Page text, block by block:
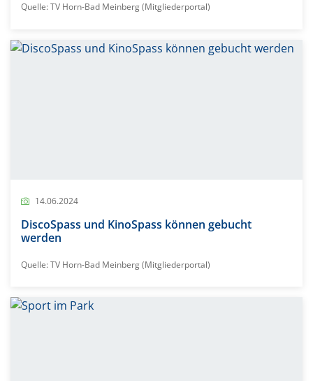
Quelle: TV Horn-Bad Meinberg (Mitgliederportal)
14.06.2024
DiscoSpass und KinoSpass können gebucht
werden
Quelle: TV Horn-Bad Meinberg (Mitgliederportal)